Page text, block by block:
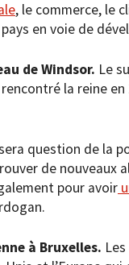
, le commerce, le
en voie de
de Windsor. Le
la reine
question de la
de nouveaux
pour avoir
à Bruxelles.